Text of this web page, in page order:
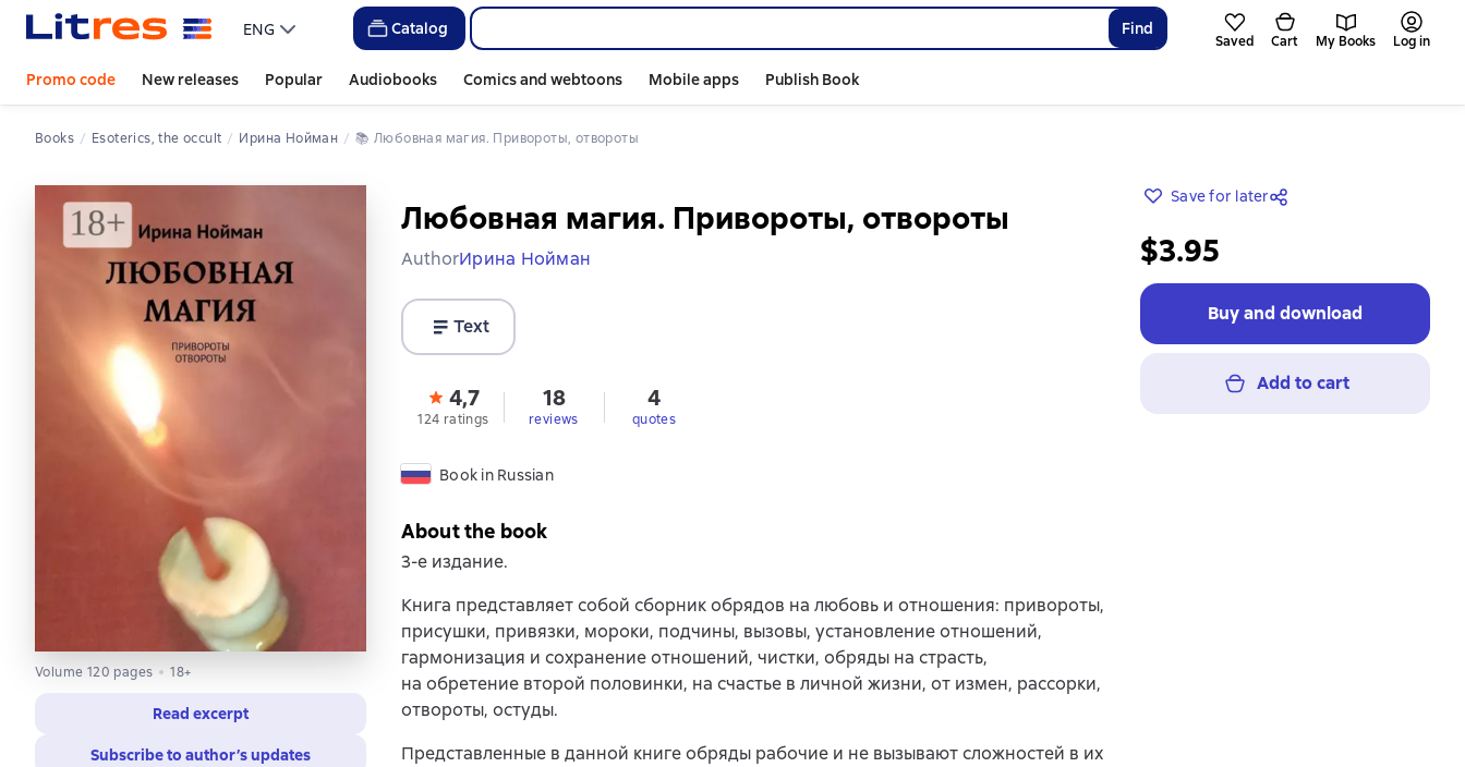
ENG Catalog Find
Saved Cart My Books Log in
Promo code New releases Popular Audiobooks Comics and webtoons Mobile apps Publish Book
Books Esoterics, the occult Ирина Нойман 📚 Любовная магия. Привороты, отвороты
Volume 120 pages 18+
Read excerpt
Subscribe to author’s updates
Любовная магия. Привороты, отвороты
AuthorИрина Нойман
Text
4,7
124 ratings
18
reviews
4
quotes
Book in Russian
Save for later
$3.95
Buy and download
Add to cart
About the book
3-е издание.
Книга представляет собой сборник обрядов на любовь и отношения: привороты,
присушки, привязки, мороки, подчины, вызовы, установление отношений,
гармонизация и сохранение отношений, чистки, обряды на страсть,
на обретение второй половинки, на счастье в личной жизни, от измен, рассорки,
отвороты, остуды.
Представленные в данной книге обряды рабочие и не вызывают сложностей в их